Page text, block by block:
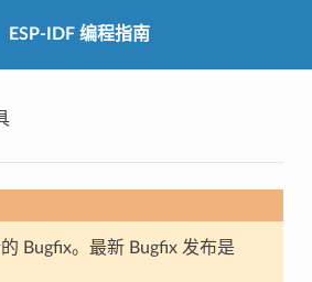
ESP-IDF 编程指南
Bugfix。最新 Bugfix 发布是